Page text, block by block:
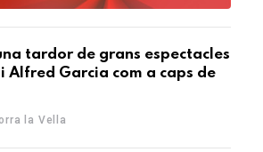
tardor de grans espectacles
Alfred Garcia com a caps de
la Vella